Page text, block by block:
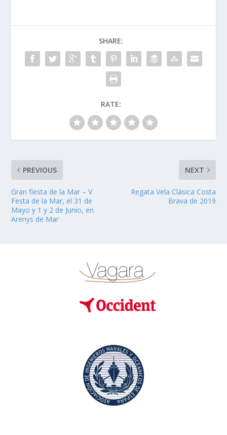
SHARE:
RATE:
PREVIOUS
Gran fiesta de la Mar – V
Festa de la Mar, el 31 de
Mayo y 1 y 2 de Junio, en
Arenys de Mar
NEXT
Regata Vela Clásica Costa
Brava de 2019